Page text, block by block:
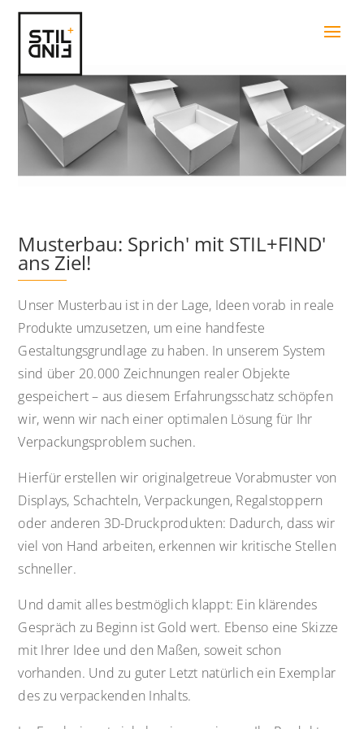
Musterbau: Sprich' mit STIL+FIND'
ans Ziel!
Unser Musterbau ist in der Lage, Ideen vorab in reale
Produkte umzusetzen, um eine handfeste
Gestaltungsgrundlage zu haben. In unserem System
sind über 20.000 Zeichnungen realer Objekte
gespeichert – aus diesem Erfahrungsschatz schöpfen
wir, wenn wir nach einer optimalen Lösung für Ihr
Verpackungsproblem suchen.
Hierfür erstellen wir originalgetreue Vorabmuster von
Displays, Schachteln, Verpackungen, Regalstoppern
oder anderen 3D-Druckprodukten: Dadurch, dass wir
viel von Hand arbeiten, erkennen wir kritische Stellen
schneller.
Und damit alles bestmöglich klappt: Ein klärendes
Gespräch zu Beginn ist Gold wert. Ebenso eine Skizze
mit Ihrer Idee und den Maßen, soweit schon
vorhanden. Und zu guter Letzt natürlich ein Exemplar
des zu verpackenden Inhalts.